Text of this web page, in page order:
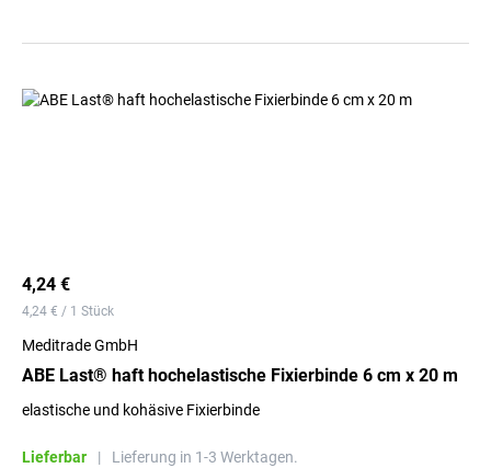
4,24 €
4,24 € / 1 Stück
Meditrade GmbH
ABE Last® haft hochelastische Fixierbinde 6 cm x 20 m
elastische und kohäsive Fixierbinde
Lieferbar | Lieferung in 1-3 Werktagen.